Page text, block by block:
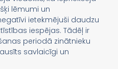
lēmumi un
ietekmējuši daudzu
iespējas. Tādēļ ir
periodā zinātnieku
savlaicīgi un